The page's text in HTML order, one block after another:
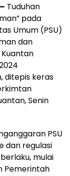
Tuduhan
pada
Umum (PSU)
dan
ditepis keras
Senin
PSU
dan regulasi
mulai
Pemerintah